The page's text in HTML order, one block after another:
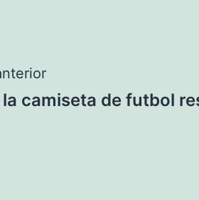
camiseta de futbol